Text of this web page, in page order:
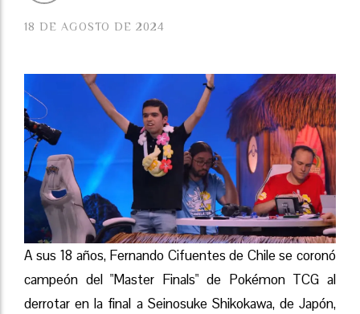
18 DE AGOSTO DE 2024
A sus 18 años, Fernando Cifuentes de Chile se coronó
campeón del "Master Finals" de Pokémon TCG al
derrotar en la final a Seinosuke Shikokawa, de Japón,